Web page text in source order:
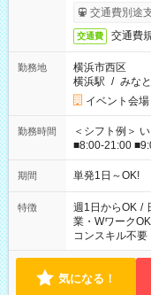
交通費別途
交通費 交通費
勤務地
横浜市西区
横浜駅 / みな
イベント会場
勤務時間
＜シフト例＞
■8:00-21:00
期間 単発1日～OK!
特徴 週1日からOK /
業・WワークOK
コンスキル不要
気になる！